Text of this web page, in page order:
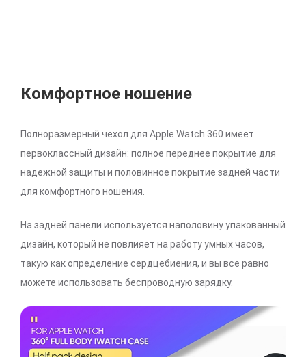
Комфортное ношение
Полноразмерный чехол для Apple Watch 360 имеет
первоклассный дизайн: полное переднее покрытие для
надежной защиты и половинное покрытие задней части
для комфортного ношения.
На задней панели используется наполовину упакованный
дизайн, который не повлияет на работу умных часов,
такую как определение сердцебиения, и вы все равно
можете использовать беспроводную зарядку.